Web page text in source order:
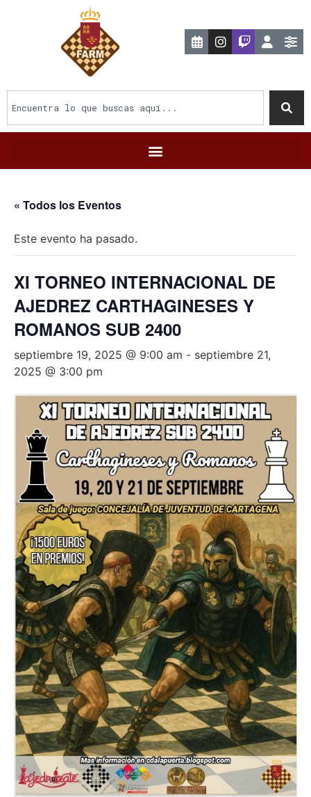
« Todos los Eventos
Este evento ha pasado.
XI TORNEO INTERNACIONAL DE
AJEDREZ CARTHAGINESES Y
ROMANOS SUB 2400
septiembre 19, 2025 @ 9:00 am - septiembre 21,
2025 @ 3:00 pm